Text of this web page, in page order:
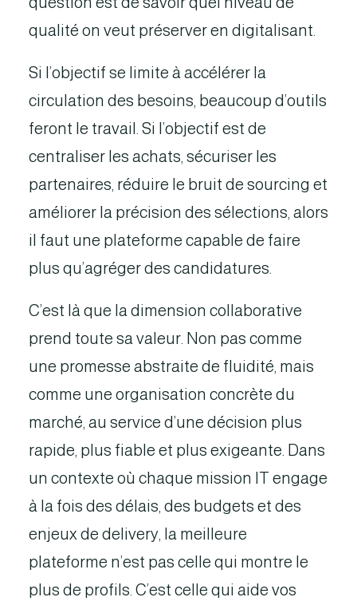
qualité on veut préserver en digitalisant.
Si l’objectif se limite à accélérer la
circulation des besoins, beaucoup d’outils
feront le travail. Si l’objectif est de
centraliser les achats, sécuriser les
partenaires, réduire le bruit de sourcing et
améliorer la précision des sélections, alors
il faut une plateforme capable de faire
plus qu’agréger des candidatures.
C’est là que la dimension collaborative
prend toute sa valeur. Non pas comme
une promesse abstraite de fluidité, mais
comme une organisation concrète du
marché, au service d’une décision plus
rapide, plus fiable et plus exigeante. Dans
un contexte où chaque mission IT engage
à la fois des délais, des budgets et des
enjeux de delivery, la meilleure
plateforme n’est pas celle qui montre le
plus de profils. C’est celle qui aide vos